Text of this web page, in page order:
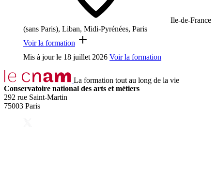
Ile-de-France
(sans Paris), Liban, Midi-Pyrénées, Paris
Voir la formation
Mis à jour le 18 juillet 2026 Voir la formation
La formation tout au long de la vie
Conservatoire national des arts et métiers
292 rue Saint-Martin
75003 Paris